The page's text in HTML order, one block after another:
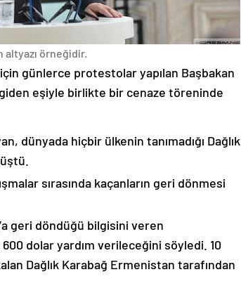
altyazı örneğidir.
günlerce protestolar yapılan Başbakan
eşiyle birlikte bir cenaze töreninde
dünyada hiçbir ülkenin tanımadığı Dağlık
sırasında kaçanların geri dönmesi
geri döndüğü bilgisini veren
dolar yardım verileceğini söyledi. 10
Dağlık Karabağ Ermenistan tarafından